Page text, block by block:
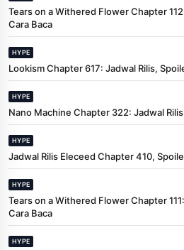
Tears on a Withered Flower Chapter
Cara Baca
HYPE
Lookism Chapter 617: Jadwal Rilis,
HYPE
Nano Machine Chapter 322: Jadwal
HYPE
Jadwal Rilis Eleceed Chapter 410,
HYPE
Tears on a Withered Flower Chapter
Cara Baca
HYPE